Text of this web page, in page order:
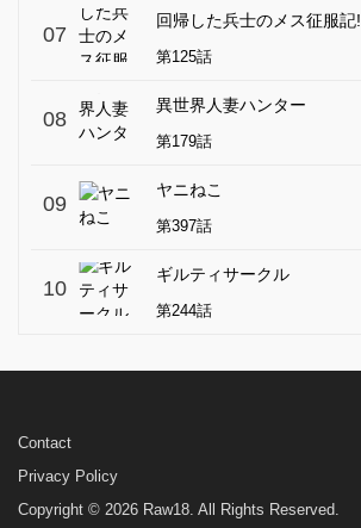
07
回帰した兵士のメス征服記!
第125話
08
異世界人妻ハンター
第179話
09
ヤニねこ
第397話
10
ギルティサークル
第244話
Contact
Privacy Policy
Copyright © 2026 Raw18. All Rights Reserved.